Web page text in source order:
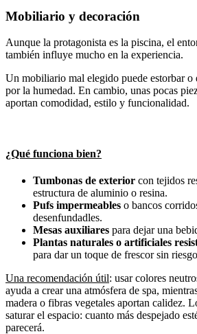
Mobiliario y decoración
Aunque la protagonista es la piscina, el
también influye mucho en la experiencia.
Un mobiliario mal elegido puede estorbar o
por la humedad. En cambio, unas pocas
aportan comodidad, estilo y funcionalidad.
¿Qué funciona bien?
Tumbonas de exterior con tejidos
estructura de aluminio o resina.
Pufs impermeables o bancos
desenfundadles.
Mesas auxiliares para dejar una
Plantas naturales o artificiales
para dar un toque de frescor sin
Una recomendación útil: usar colores
ayuda a crear una atmósfera de spa,
madera o fibras vegetales aportan calidez.
saturar el espacio: cuanto más despejado
parecerá.